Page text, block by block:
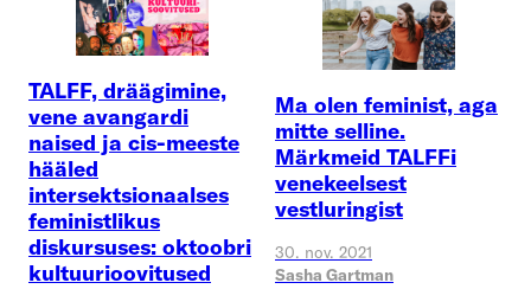
TALFF, dräägimine,
vene avangardi
naised ja cis-meeste
hääled
intersektsionaalses
feministlikus
diskursuses: oktoobri
kultuurioovitused
Ma olen feminist, aga
mitte selline.
Märkmeid TALFFi
venekeelsest
vestluringist
30. nov. 2021
Sasha Gartman